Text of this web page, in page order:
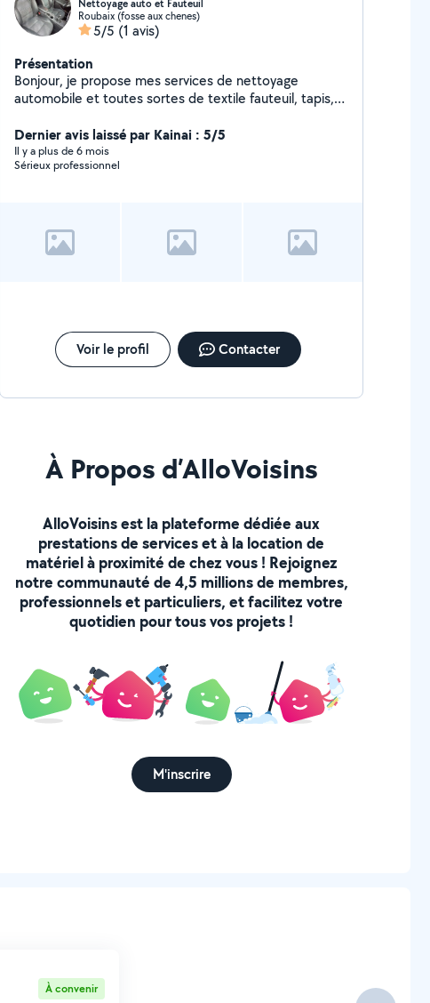
Nettoyage auto et Fauteuil
Roubaix (fosse aux chenes)
5/5 (1 avis)
Présentation
Bonjour, je propose mes services de nettoyage
automobile et toutes sortes de textile fauteuil, tapis,
extracteur) de chez Karcher
Dernier avis laissé par Kainai : 5/5
Il y a plus de 6 mois
Sérieux professionnel
Voir le profil Contacter
À Propos d’AlloVoisins
AlloVoisins est la plateforme dédiée aux
prestations de services et à la location de
matériel à proximité de chez vous ! Rejoignez
notre communauté de 4,5 millions de membres,
professionnels et particuliers, et facilitez votre
quotidien pour tous vos projets !
M'inscrire
À convenir